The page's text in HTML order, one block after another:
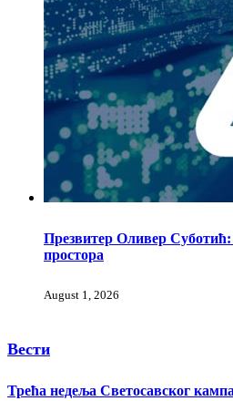
Презвитер Оливер
простора
August 1, 2026
Вести
Трећа недеља Светосавског